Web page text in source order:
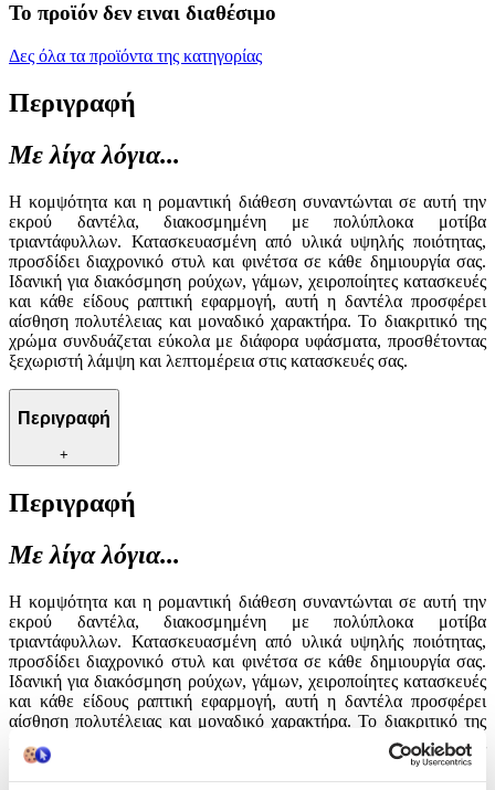
Το προϊόν δεν ειναι διαθέσιμο
Δες όλα τα προϊόντα της κατηγορίας
Περιγραφή
Με λίγα λόγια...
Η κομψότητα και η ρομαντική διάθεση συναντώνται σε αυτή την
εκρού δαντέλα, διακοσμημένη με πολύπλοκα μοτίβα
τριαντάφυλλων. Κατασκευασμένη από υλικά υψηλής ποιότητας,
προσδίδει διαχρονικό στυλ και φινέτσα σε κάθε δημιουργία σας.
Ιδανική για διακόσμηση ρούχων, γάμων, χειροποίητες κατασκευές
και κάθε είδους ραπτική εφαρμογή, αυτή η δαντέλα προσφέρει
αίσθηση πολυτέλειας και μοναδικό χαρακτήρα. Το διακριτικό της
χρώμα συνδυάζεται εύκολα με διάφορα υφάσματα, προσθέτοντας
ξεχωριστή λάμψη και λεπτομέρεια στις κατασκευές σας.
Περιγραφή
+
Περιγραφή
Με λίγα λόγια...
Η κομψότητα και η ρομαντική διάθεση συναντώνται σε αυτή την
εκρού δαντέλα, διακοσμημένη με πολύπλοκα μοτίβα
τριαντάφυλλων. Κατασκευασμένη από υλικά υψηλής ποιότητας,
προσδίδει διαχρονικό στυλ και φινέτσα σε κάθε δημιουργία σας.
Ιδανική για διακόσμηση ρούχων, γάμων, χειροποίητες κατασκευές
και κάθε είδους ραπτική εφαρμογή, αυτή η δαντέλα προσφέρει
αίσθηση πολυτέλειας και μοναδικό χαρακτήρα. Το διακριτικό της
χρώμα συνδυάζεται εύκολα με διάφορα υφάσματα, προσθέτοντας
ξεχωριστή λάμψη και λεπτομέρεια στις κατασκευές σας.